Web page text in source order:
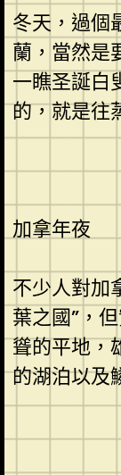
冬天，過個
蘭，當然是
一瞧圣誕白
的，就是往
加拿年夜
不少人對加
葉之國”，
聳的平地，
的湖泊以及